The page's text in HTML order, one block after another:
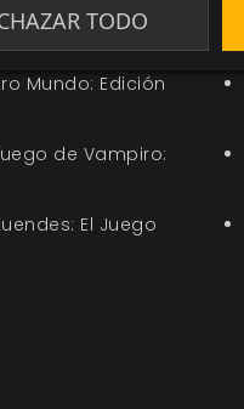
Clanes
Mundo: Edición
de Vampiro:
El Juego
TODO